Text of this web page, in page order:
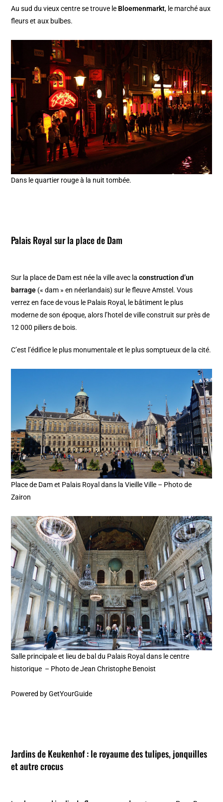
Au sud du vieux centre se trouve le Bloemenmarkt, le marché aux
fleurs et aux bulbes.
Dans le quartier rouge à la nuit tombée.
Palais Royalsur la place de Dam
Sur la place de Dam est née la ville avec laconstruction d’un
barrage (« dam » en néerlandais) sur le fleuve Amstel. Vous
verrez en face de vous le Palais Royal, le bâtiment le plus
moderne de son époque, alors l’hotel de ville construit sur près de
12 000 piliers de bois.
C’est l’édifice le plus monumentale et le plus somptueux de la cité.
Place de Dam et Palais Royal dans la Vieille Ville – Photo de
Zairon
Salle principale et lieu de bal du Palais Royal dans le centre
historique – Photo de Jean Christophe Benoist
Powered byGetYourGuide
Jardins de Keukenhof: le royaume des tulipes, jonquilles
et autre crocus